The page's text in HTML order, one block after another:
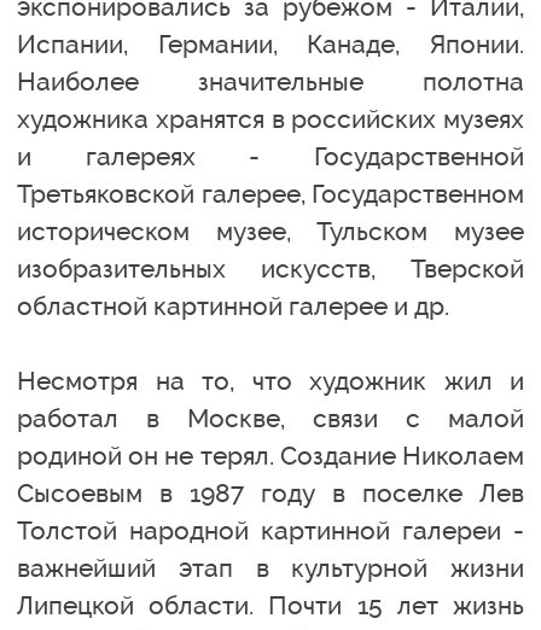
экспонировались за рубежом - Италии,
Испании, Германии, Канаде, Японии.
Наиболее значительные полотна
художника хранятся в российских музеях
и галереях - Государственной
Третьяковской галерее, Государственном
историческом музее, Тульском музее
изобразительных искусств, Тверской
областной картинной галерее и др.
Несмотря на то, что художник жил и
работал в Москве, связи с малой
родиной он не терял. Создание Николаем
Сысоевым в 1987 году в поселке Лев
Толстой народной картинной галереи -
важнейший этап в культурной жизни
Липецкой области. Почти 15 лет жизнь